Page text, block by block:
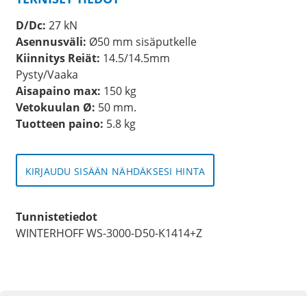
D/Dc: 27 kN
Asennusväli: Ø50 mm sisäputkelle
Kiinnitys Reiät: 14.5/14.5mm
Pysty/Vaaka
Aisapaino max: 150 kg
Vetokuulan Ø: 50 mm.
Tuotteen paino: 5.8 kg
KIRJAUDU SISÄÄN NÄHDÄKSESI HINTA
Tunnistetiedot
WINTERHOFF WS-3000-D50-K1414+Z